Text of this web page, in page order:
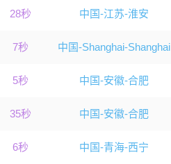
28秒 中国-江苏-淮安
7秒 中国-Shanghai-Shanghai
5秒 中国-安徽-合肥
35秒 中国-安徽-合肥
6秒 中国-青海-西宁